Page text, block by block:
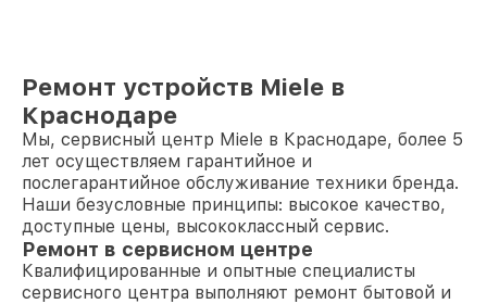
Ремонт устройств Miele в
Краснодаре
Мы, сервисный центр Miele в Краснодаре, более 5
лет осуществляем гарантийное и
послегарантийное обслуживание техники бренда.
Наши безусловные принципы: высокое качество,
доступные цены, высококлассный сервис.
Ремонт в сервисном центре
Квалифицированные и опытные специалисты
сервисного центра выполняют ремонт бытовой и